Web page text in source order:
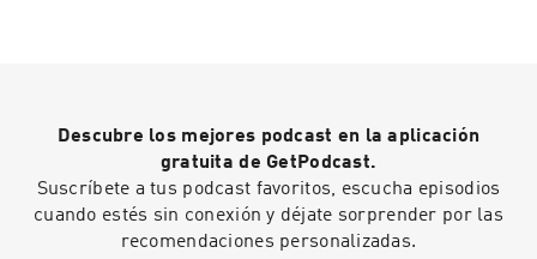
Descubre los mejores podcast en la aplicación
gratuita de GetPodcast.
Suscríbete a tus podcast favoritos, escucha episodios
cuando estés sin conexión y déjate sorprender por las
recomendaciones personalizadas.